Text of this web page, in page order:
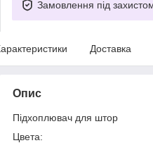
Замовлення під
Доставка
Опис
Підхоплювач для штор
Цвета: